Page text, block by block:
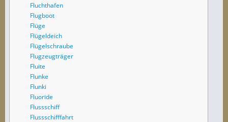
Fluchthafen
Flugboot
Flüge
Flügeldeich
Flügelschraube
Flugzeugträger
Fluite
Flunke
Flunki
Fluoride
Flussschiff
Flussschifffahrt